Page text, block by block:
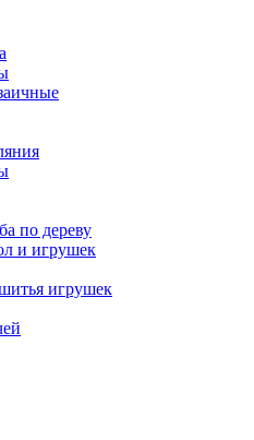
по дереву
и игрушек
игрушек